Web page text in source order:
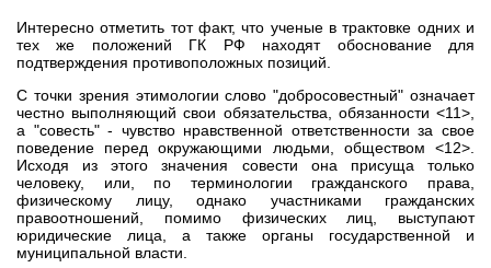
Интересно отметить тот факт, что ученые в трактовке одних и
тех же положений ГК РФ находят обоснование для
подтверждения противоположных позиций.
С точки зрения этимологии слово "добросовестный" означает
честно выполняющий свои обязательства, обязанности <11>,
а "совесть" - чувство нравственной ответственности за свое
поведение перед окружающими людьми, обществом <12>.
Исходя из этого значения совести она присуща только
человеку, или, по терминологии гражданского права,
физическому лицу, однако участниками гражданских
правоотношений, помимо физических лиц, выступают
юридические лица, а также органы государственной и
муниципальной власти.